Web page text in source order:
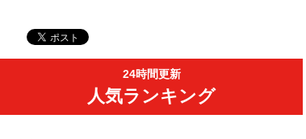
24時間更新
人気ランキング